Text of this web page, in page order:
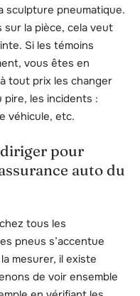
sculpture pneumatique.
la pièce, cela veut
Si les témoins
vous êtes en
tout prix les changer
les incidents :
véhicule, etc.
pour
auto du
tous les
pneus s’accentue
mesurer, il existe
de voir ensemble